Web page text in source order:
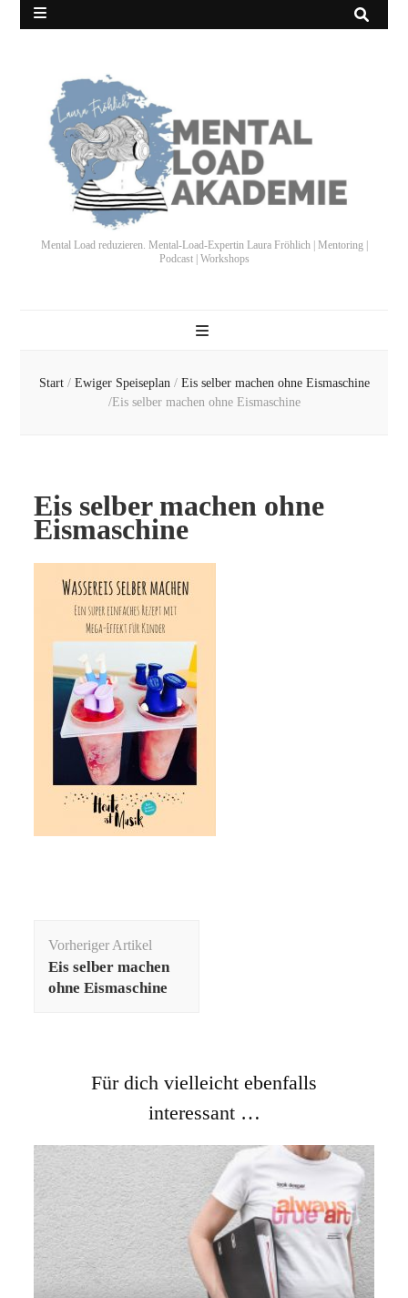
Mental Load reduzieren. Mental-Load-Expertin Laura Fröhlich | Mentoring |
Podcast | Workshops
Start / Ewiger Speiseplan / Eis selber machen ohne Eismaschine
/Eis selber machen ohne Eismaschine
Eis selber machen ohne
Eismaschine
Vorheriger Artikel
Eis selber machen
ohne Eismaschine
Für dich vielleicht ebenfalls
interessant …